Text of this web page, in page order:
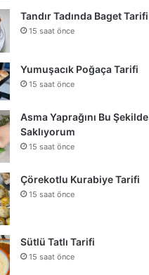
Tandır Tadında Baget Tarifi
15 saat önce
Yumuşacık Poğaça Tarifi
15 saat önce
Asma Yaprağını Bu Şekilde
Saklıyorum
15 saat önce
Çörekotlu Kurabiye Tarifi
15 saat önce
Sütlü Tatlı Tarifi
15 saat önce